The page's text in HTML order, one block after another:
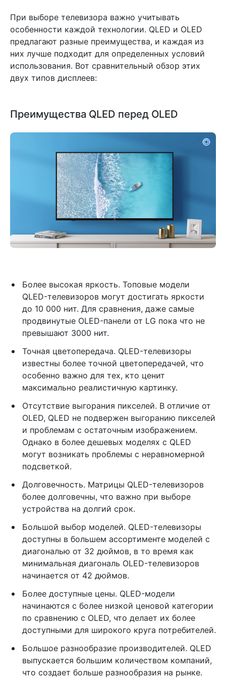
При выборе телевизора важно учитывать
особенности каждой технологии. QLED и OLED
предлагают разные преимущества, и каждая из
них лучше подходит для определенных условий
использования. Вот сравнительный обзор этих
двух типов дисплеев:
Преимущества QLED перед OLED
Более высокая яркость. Топовые модели
QLED-телевизоров могут достигать яркости
до 10 000 нит. Для сравнения, даже самые
продвинутые OLED-панели от LG пока что не
превышают 3000 нит.
Точная цветопередача. QLED-телевизоры
известны более точной цветопередачей, что
особенно важно для тех, кто ценит
максимально реалистичную картинку.
Отсутствие выгорания пикселей. В отличие от
OLED, QLED не подвержен выгоранию пикселей
и проблемам с остаточным изображением.
Однако в более дешевых моделях с QLED
могут возникать проблемы с неравномерной
подсветкой.
Долговечность. Матрицы QLED-телевизоров
более долговечны, что важно при выборе
устройства на долгий срок.
Большой выбор моделей. QLED-телевизоры
доступны в большем ассортименте моделей с
диагональю от 32 дюймов, в то время как
минимальная диагональ OLED-телевизоров
начинается от 42 дюймов.
Более доступные цены. QLED-модели
начинаются с более низкой ценовой категории
по сравнению с OLED, что делает их более
доступными для широкого круга потребителей.
Большое разнообразие производителей. QLED
выпускается большим количеством компаний,
что создает больше разнообразия на рынке.